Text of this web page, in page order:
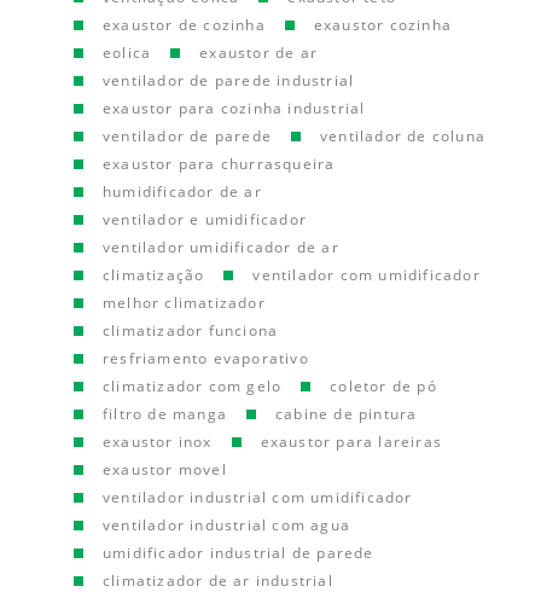
exaustor de cozinha
exaustor cozinha
eolica
exaustor de ar
ventilador de parede industrial
exaustor para cozinha industrial
ventilador de parede
ventilador de coluna
exaustor para churrasqueira
humidificador de ar
ventilador e umidificador
ventilador umidificador de ar
climatização
ventilador com umidificador
melhor climatizador
climatizador funciona
resfriamento evaporativo
climatizador com gelo
coletor de pó
filtro de manga
cabine de pintura
exaustor inox
exaustor para lareiras
exaustor movel
ventilador industrial com umidificador
ventilador industrial com agua
umidificador industrial de parede
climatizador de ar industrial